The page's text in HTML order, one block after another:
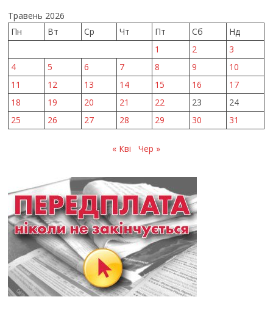
Травень 2026
Пн
Вт Ср Чт Пт Сб
Нд
1
2
3
4
5 6 7 8 9
10
11
12 13 14 15 16
17
18
19 20 21 22 23
24
25
26 27 28 29 30 31
« Кві Чер »